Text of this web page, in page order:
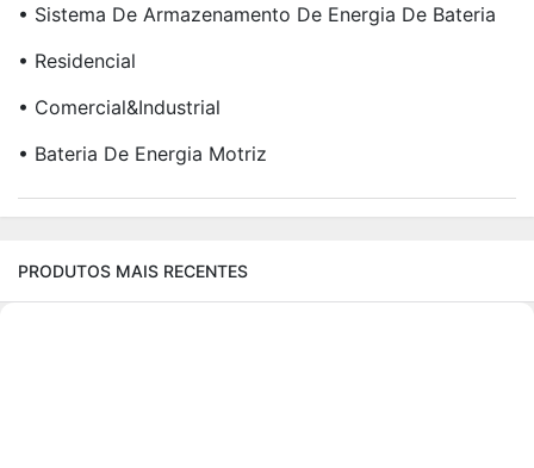
• Sistema De Armazenamento De Energia De Bateria
• Residencial
• Comercial&Industrial
• Bateria De Energia Motriz
PRODUTOS MAIS RECENTES